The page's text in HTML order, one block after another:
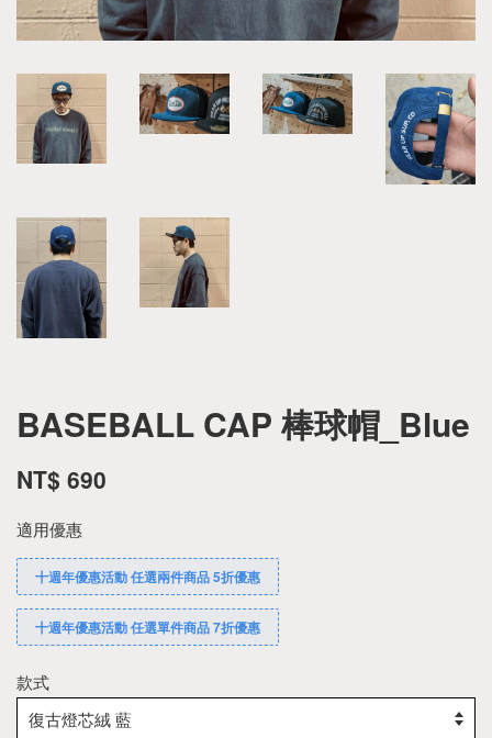
BASEBALL CAP 棒球帽_Blue
NT$ 690
適用優惠
十週年優惠活動 任選兩件商品 5折優惠
十週年優惠活動 任選單件商品 7折優惠
款式